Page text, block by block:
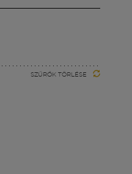
SZŰRŐK TÖRLÉSE